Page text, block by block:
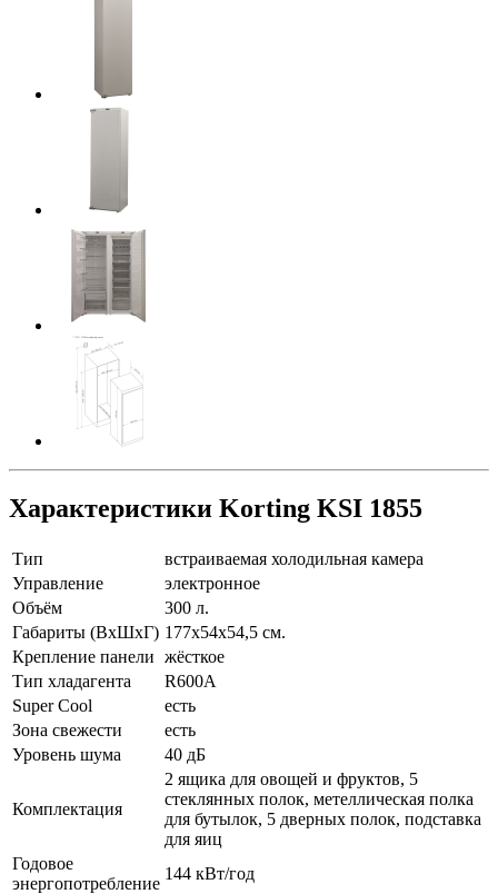
Характеристики Korting KSI 1855
Тип
встраиваемая холодильная камера
Управление
электронное
Объём
300 л.
Габариты (ВхШхГ) 177х54х54,5 см.
Крепление панели жёсткое
Тип хладагента
R600A
Super Cool
есть
Зона свежести
есть
Уровень шума
40 дБ
Комплектация
2 ящика для овощей и фруктов, 5
стеклянных полок, метеллическая полка
для бутылок, 5 дверных полок, подставка
для яиц
Годовое
энергопотребление
144 кВт/год